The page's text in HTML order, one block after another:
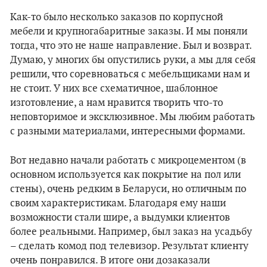
Как-то было несколько заказов по корпусной
мебели и крупногабаритные заказы. И мы поняли
тогда, что это не наше направление. Был и возврат.
Думаю, у многих бы опустились руки, а мы для себя
решили, что соревноваться с мебельщиками нам и
не стоит. У них все схематичное, шаблонное
изготовление, а нам нравится творить что-то
неповторимое и эксклюзивное. Мы любим работать
с разными материалами, интересными формами.
Вот недавно начали работать с микроцементом (в
основном используется как покрытие на пол или
стены), очень редким в Беларуси, но отличным по
своим характеристикам. Благодаря ему наши
возможности стали шире, а выдумки клиентов
более реальными. Например, был заказ на усадьбу
– сделать комод под телевизор. Результат клиенту
очень понравился. В итоге они дозаказали